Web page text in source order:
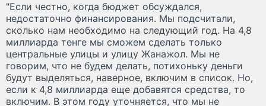
"Если честно, когда бюджет обсуждался,
недостаточно финансирования. Мы подсчитали,
сколько нам необходимо на следующий год. На 4,8
миллиарда тенге мы сможем сделать только
центральные улицы и улицу Жанажол. Мы не
говорим, что не будем делать, потихоньку деньги
будут выделяться, наверное, включим в список. Но,
если к 4,8 миллиарда еще добавятся средства, то
включим. В этом году уточняется, что мы не